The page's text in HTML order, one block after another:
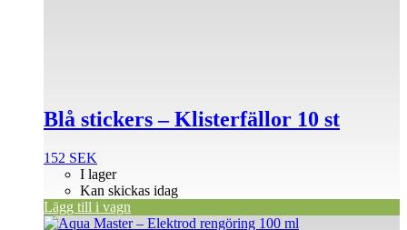
Blå stickers – Klisterfällor 10 st
152 SEK
I lager
Kan skickas idag
Lägg till i vagn